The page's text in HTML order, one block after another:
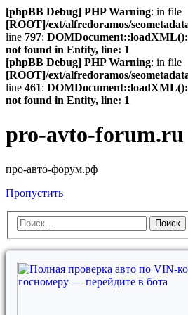
[phpBB Debug] PHP Warning: in file
[ROOT]/ext/alfredoramos/
line 797:
not found in Entity, line: 1
[phpBB Debug] PHP Warning: in file
[ROOT]/ext/alfredoramos/
line 461:
not found in Entity, line: 1
pro-avto-forum.ru
про-авто-форум.рф
Пропустить
Поиск